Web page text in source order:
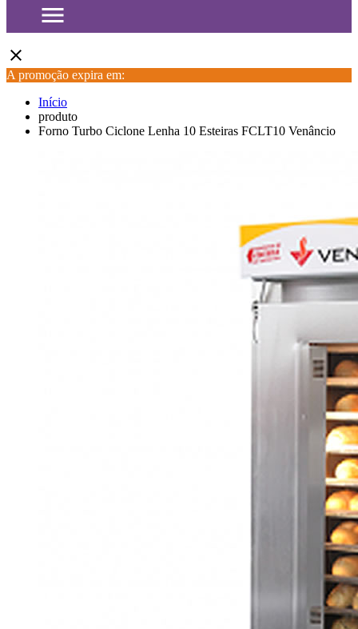
menu
close
A promoção expira em:
Início
produto
Forno Turbo Ciclone Lenha 10 Esteiras FCLT10 Venâncio